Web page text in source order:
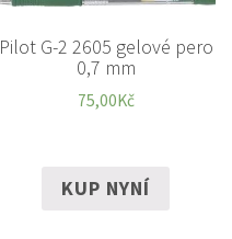
Pilot G-2 2605 gelové pero
0,7 mm
75,00Kč
KUP NYNÍ